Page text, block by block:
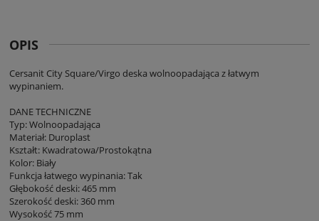
OPIS
Cersanit City Square/Virgo deska wolnoopadająca z łatwym
wypinaniem.
DANE TECHNICZNE
Typ: Wolnoopadająca
Materiał: Duroplast
Kształt: Kwadratowa/Prostokątna
Kolor: Biały
Funkcja łatwego wypinania: Tak
Głębokość deski: 465 mm
Szerokość deski: 360 mm
Wysokość 75 mm